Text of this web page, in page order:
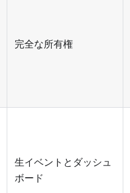
完全な所有権
生イベントとダッシュ
ボード